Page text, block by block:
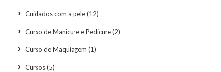
Cuidados com a pele(12)
Curso de Manicure e Pedicure(2)
Curso de Maquiagem (1)
Cursos(5)